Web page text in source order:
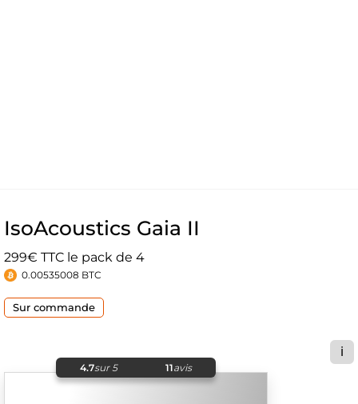
IsoAcoustics Gaia II
299€ TTC le pack de 4
0.00535008 BTC
Sur commande
4.7sur 5 11avis
ℹ️